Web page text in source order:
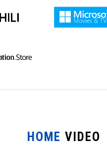
HOME VIDEO